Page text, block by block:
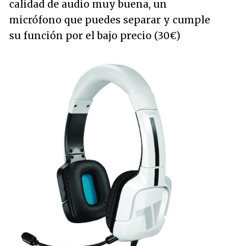
calidad de audio muy buena, un
micrófono que puedes separar y cumple
su función por el bajo precio (30€)